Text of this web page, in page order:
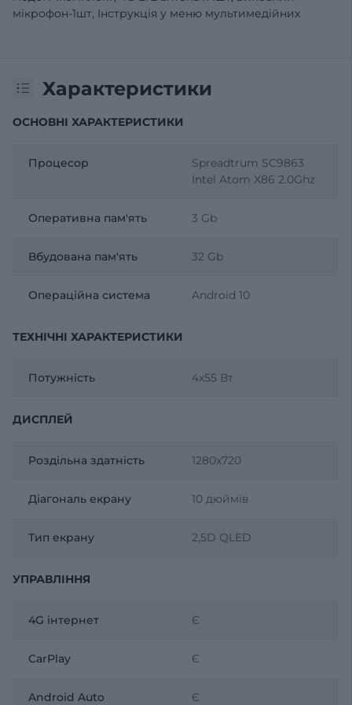
мікрофон-1шт, Інструкція у меню мультимедійних
Характеристики
ОСНОВНІ ХАРАКТЕРИСТИКИ
Процесор
Spreadtrum SC9863
Intel Atom X86 2.0Ghz
Оперативна пам'ять 3 Gb
Вбудована пам'ять 32 Gb
Операційна система Android 10
ТЕХНІЧНІ ХАРАКТЕРИСТИКИ
Потужність 4х55 Вт
ДИСПЛЕЙ
Роздільна здатність 1280x720
Діагональ екрану 10 дюймів
Тип екрану 2,5D QLED
УПРАВЛІННЯ
4G інтернет Є
CarPlay Є
Android Auto Є